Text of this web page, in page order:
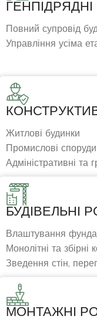
Повний супровід
Управління усіма
Житлові будинки
Промислові
Адміністративні та
БУДІВЕЛЬНІ
Влаштування
Монолітні та збірні
Зведення стін,
МОНТАЖНІ